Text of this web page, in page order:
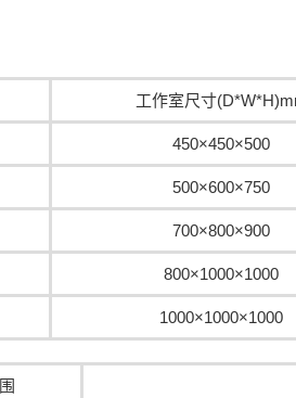
工作室尺寸
450×450×500
500×600×750
700×800×900
800×1000×1000
1000×1000×1000